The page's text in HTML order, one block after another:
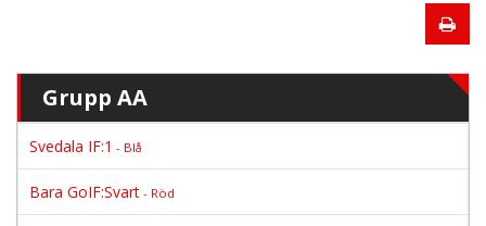
Grupp AA
Svedala IF:1 - Blå
Bara GoIF:Svart - Röd